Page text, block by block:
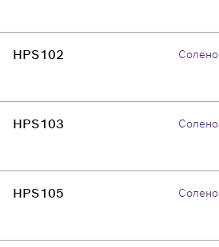
HPS102
HPS103
HPS105